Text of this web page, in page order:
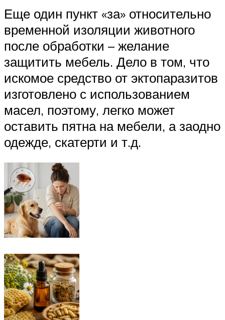
Еще один пункт «за» относительно
временной изоляции животного
после обработки – желание
защитить мебель. Дело в том, что
искомое средство от эктопаразитов
изготовлено с использованием
масел, поэтому, легко может
оставить пятна на мебели, а заодно
одежде, скатерти и т.д.